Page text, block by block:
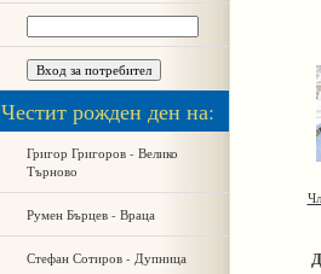
Честит рожден ден на:
Григор Григоров - Велико
Търново
Румен Бърцев - Враца
Стефан Сотиров - Дупница